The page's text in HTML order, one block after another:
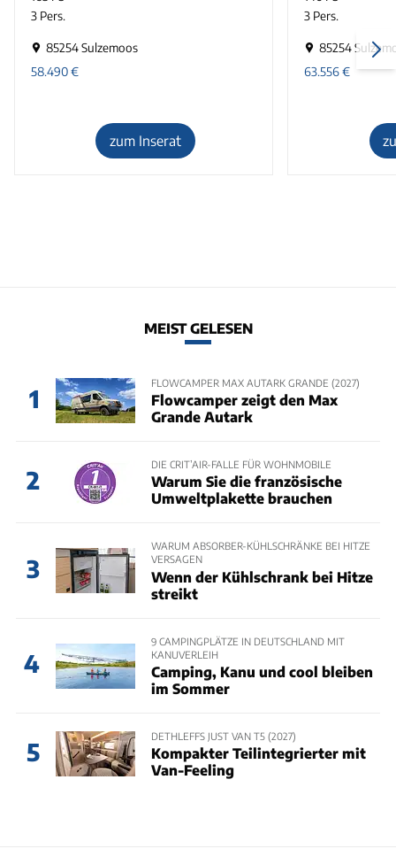
3 Pers.
85254 Sulzemoos
58.490€
zum Inserat
3 Pers.
85254
63.556€
MEIST GELESEN
1
FLOWCAMPER MAX AUTARK GRANDE (2027)
Flowcamper zeigt den Max
Grande Autark
2
DIE CRIT’AIR-FALLE FÜR WOHNMOBILE
Warum Sie die französische
Umweltplakette brauchen
3
WARUM ABSORBER-KÜHLSCHRÄNKE BEI HITZE
VERSAGEN
Wenn der Kühlschrank bei Hitze
streikt
4
9 CAMPINGPLÄTZE IN DEUTSCHLAND MIT
KANUVERLEIH
Camping, Kanu und cool bleiben
im Sommer
5
DETHLEFFS JUST VAN T5 (2027)
Kompakter Teilintegrierter mit
Van-Feeling